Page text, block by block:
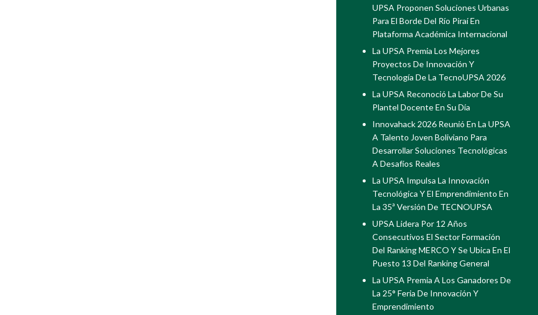
UPSA Proponen Soluciones Urbanas
Para El Borde Del Río Piraí En
Plataforma Académica Internacional
La UPSA Premia Los Mejores
Proyectos De Innovación Y
Tecnología De La TecnoUPSA 2026
La UPSA Reconoció La Labor De Su
Plantel Docente En Su Día
Innovahack 2026 Reunió En La UPSA
A Talento Joven Boliviano Para
Desarrollar Soluciones Tecnológicas
A Desafíos Reales
La UPSA Impulsa La Innovación
Tecnológica Y El Emprendimiento En
La 35ª Versión De TECNOUPSA
UPSA Lidera Por 12 Años
Consecutivos El Sector Formación
Del Ranking MERCO Y Se Ubica En El
Puesto 13 Del Ranking General
La UPSA Premia A Los Ganadores De
La 25° Feria De Innovación Y
Emprendimiento